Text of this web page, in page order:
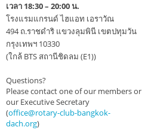
เวลา 18:30 – 20:00 น.
โรงแรมแกรนด์ ไฮแอท เอราวัณ
494 ถ.ราชดำริ แขวงลุมพินี เขตปทุมวัน
กรุงเทพฯ 10330
(ใกล้ BTS สถานีชิดลม (E1))
Questions?
Please contact one of our members or
our Executive Secretary
(office@rotary-club-bangkok-
dach.org)